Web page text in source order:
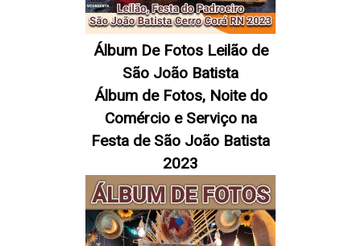
Álbum De Fotos Leilão de
São João Batista
Álbum de Fotos, Noite do
Comércio e Serviço na
Festa de São João Batista
2023